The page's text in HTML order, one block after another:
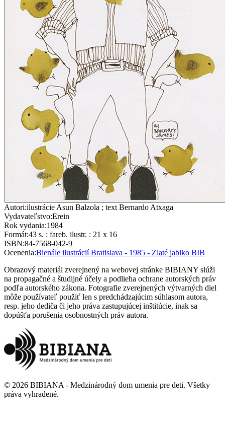
Autori:ilustrácie Asun Balzola ; text Bernardo Atxaga
Vydavateľstvo:Erein
Rok vydania:1984
Formát:43 s. : fareb. ilustr. : 21 x 16
ISBN:84-7568-042-9
Ocenenia:Bienále ilustrácií Bratislava - 1985 - Zlaté jablko BIB
Obrazový materiál zverejnený na webovej stránke BIBIANY slúži
na propagačné a študijné účely a podlieha ochrane autorských práv
podľa autorského zákona. Fotografie zverejnených výtvarných diel
môže používateľ použiť len s predchádzajúcim súhlasom autora,
resp. jeho dediča či jeho práva zastupujúcej inštitúcie, inak sa
dopúšťa porušenia osobnostných práv autora.
© 2026 BIBIANA - Medzinárodný dom umenia pre deti. Všetky
práva vyhradené.